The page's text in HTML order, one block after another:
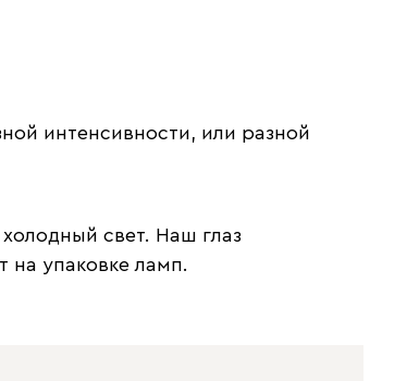
интенсивности, или разной
свет. Наш глаз
на упаковке ламп.